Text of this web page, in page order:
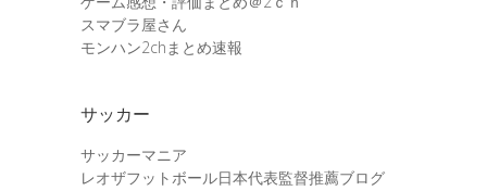
スマブラ屋さん
モンハン2chまとめ速報
サッカー
サッカーマニア
レオザフットボール日本代表監督推薦ブログ